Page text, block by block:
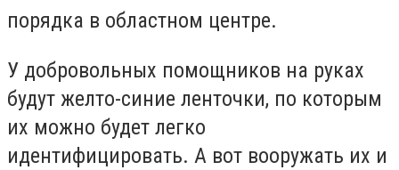
порядка в областном центре.
У добровольных помощников на руках
будут желто-синие ленточки, по которым
их можно будет легко
идентифицировать. А вот вооружать их и